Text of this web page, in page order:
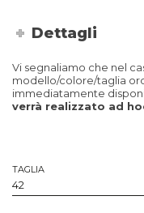
Dettagli
Vi segnaliamo che nel
modello/colore/taglia
immediatamente
verrà realizzato ad
TAGLIA